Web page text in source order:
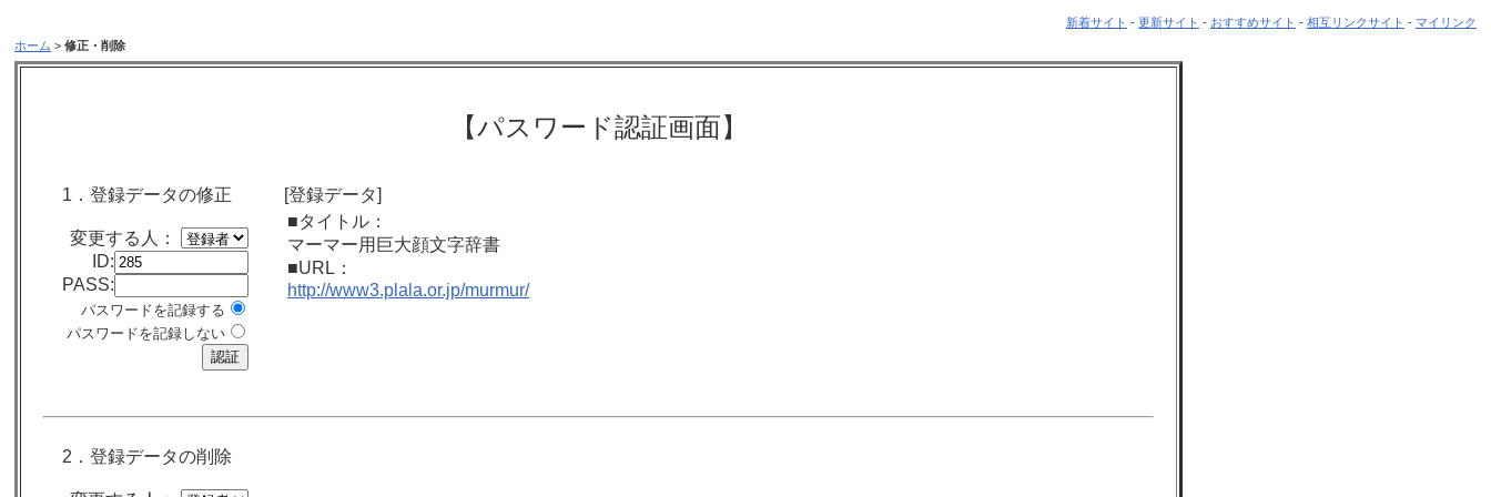
新着サイト - 更新サイト - おすすめサイト - 相互リンクサイト - マイリンク
ホーム > 修正・削除
【パスワード認証画面】
1．登録データの修正
変更する人：
ID:
PASS:
パスワードを記録する
パスワードを記録しない
[登録データ]
■タイトル：
マーマー用巨大顔文字辞書
■URL：
http://www3.plala.or.jp/murmur/
2．登録データの削除